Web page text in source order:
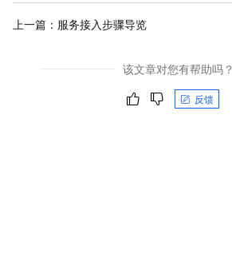
上一篇： 服务接入步骤导览
该文章对您有帮助吗？
反馈